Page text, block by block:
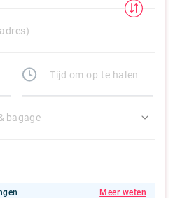
bagage
Meer weten